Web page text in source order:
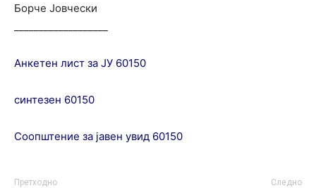
Борче Јовчески
Анкетен лист за ЈУ 60150
синтезен 60150
Соопштение за јавен увид 60150
Претходно Следно